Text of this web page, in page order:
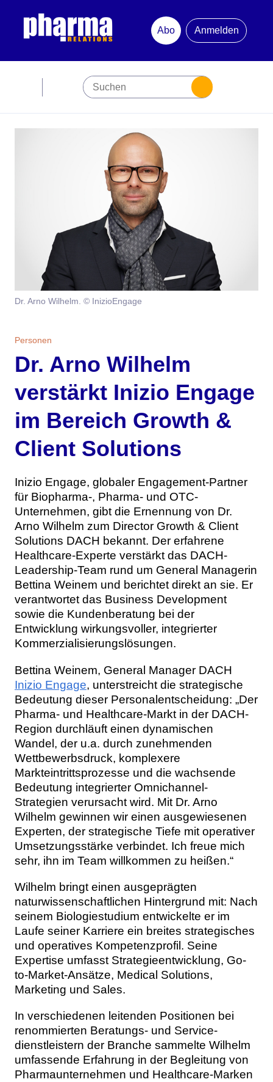
Abo
Anmelden
Mediadaten
Themen
Branche
Studien
Digital Health
Aktuelle Ausgabe
Ausgabenarchiv
Kontakt
Team
Dr. Arno Wilhelm. © InizioEngage
Personen
Dr. Arno Wilhelm
verstärkt Inizio Engage
im Bereich Growth &
Client Solutions
Inizio Engage, globaler Engagement-Partner
für Biopharma-, Pharma- und OTC-
Unternehmen, gibt die Ernennung von Dr.
Arno Wilhelm zum Director Growth & Client
Solutions DACH bekannt. Der erfahrene
Healthcare-Experte verstärkt das DACH-
Leadership-Team rund um General Managerin
Bettina Weinem und berichtet direkt an sie. Er
verantwortet das Business Development
sowie die Kundenberatung bei der
Entwicklung wirkungsvoller, integrierter
Kommerzialisierungslösungen.
Bettina Weinem, General Manager DACH
Inizio Engage, unterstreicht die strategische
Bedeutung dieser Personalentscheidung: „Der
Pharma- und Healthcare-Markt in der DACH-
Region durchläuft einen dynamischen
Wandel, der u.a. durch zunehmenden
Wettbewerbsdruck, komplexere
Markteintrittsprozesse und die wachsende
Bedeutung integrierter Omnichannel-
Strategien verursacht wird. Mit Dr. Arno
Wilhelm gewinnen wir einen ausgewiesenen
Experten, der strategische Tiefe mit operativer
Umsetzungsstärke verbindet. Ich freue mich
sehr, ihn im Team willkommen zu heißen.“
Wilhelm bringt einen ausgeprägten
naturwissenschaftlichen Hintergrund mit: Nach
seinem Biologiestudium entwickelte er im
Laufe seiner Karriere ein breites strategisches
und operatives Kompetenzprofil. Seine
Expertise umfasst Strategieentwicklung, Go-
to-Market-Ansätze, Medical Solutions,
Marketing und Sales.
In verschiedenen leitenden Positionen bei
renommierten Beratungs- und Service-
dienstleistern der Branche sammelte Wilhelm
umfassende Erfahrung in der Begleitung von
Pharmaunternehmen und Healthcare-Marken